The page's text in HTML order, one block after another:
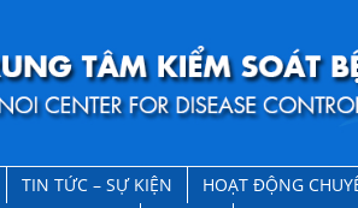
TIN TỨC – SỰ KIỆN
HOẠT ĐỘNG